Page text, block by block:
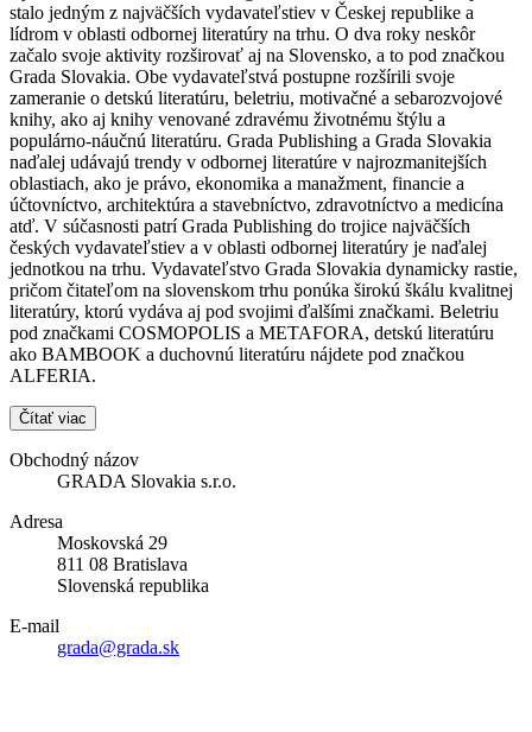
stalo jedným z najväčších vydavateľstiev v Českej republike a
lídrom v oblasti odbornej literatúry na trhu. O dva roky neskôr
začalo svoje aktivity rozširovať aj na Slovensko, a to pod značkou
Grada Slovakia. Obe vydavateľstvá postupne rozšírili svoje
zameranie o detskú literatúru, beletriu, motivačné a sebarozvojové
knihy, ako aj knihy venované zdravému životnému štýlu a
populárno-náučnú literatúru. Grada Publishing a Grada Slovakia
naďalej udávajú trendy v odbornej literatúre v najrozmanitejších
oblastiach, ako je právo, ekonomika a manažment, financie a
účtovníctvo, architektúra a stavebníctvo, zdravotníctvo a medicína
atď. V súčasnosti patrí Grada Publishing do trojice najväčších
českých vydavateľstiev a v oblasti odbornej literatúry je naďalej
jednotkou na trhu. Vydavateľstvo Grada Slovakia dynamicky rastie,
pričom čitateľom na slovenskom trhu ponúka širokú škálu kvalitnej
literatúry, ktorú vydáva aj pod svojimi ďalšími značkami. Beletriu
pod značkami COSMOPOLIS a METAFORA, detskú literatúru
ako BAMBOOK a duchovnú literatúru nájdete pod značkou
ALFERIA.
Čítať viac
Obchodný názov
GRADA Slovakia s.r.o.
Adresa
Moskovská 29
811 08 Bratislava
Slovenská republika
E-mail
grada@grada.sk